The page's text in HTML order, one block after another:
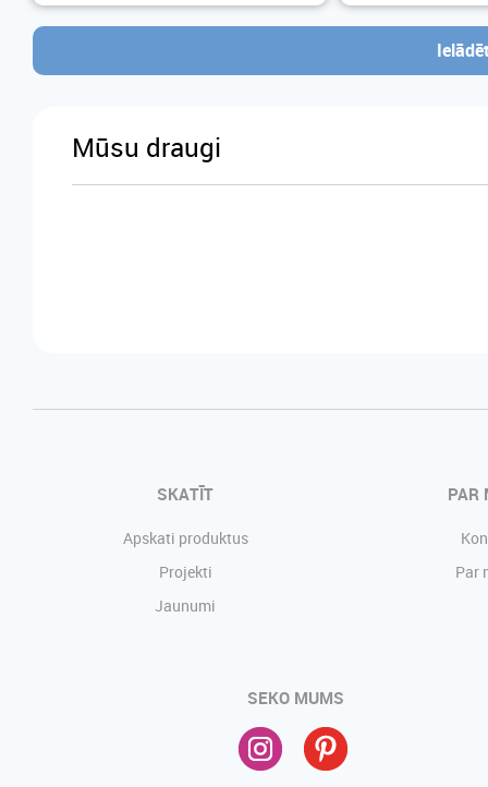
universitā...
Mūsu draugi
SKATĪT
Apskati produktus
Projekti
Jaunumi
PAR
Par
SEKO MUMS